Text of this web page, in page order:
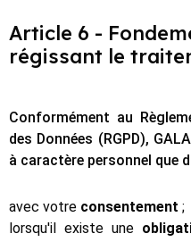
Article 6 -
régissant le
Conformément au
des Données (RGPD),
à caractère personnel que
avec votre consentement ;
lorsqu'il existe une